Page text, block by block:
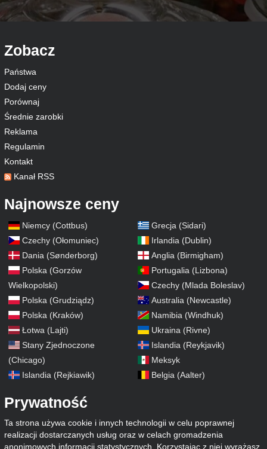
Zobacz
Państwa
Dodaj ceny
Porównaj
Średnie zarobki
Reklama
Regulamin
Kontakt
Kanał RSS
Najnowsze ceny
Niemcy (Cottbus)
Czechy (Ołomuniec)
Dania (Sønderborg)
Polska (Gorzów
Wielkopolski)
Polska (Grudziądz)
Polska (Kraków)
Łotwa (Lajti)
Stany Zjednoczone
(Chicago)
Islandia (Rejkiawik)
Grecja (Sidari)
Irlandia (Dublin)
Anglia (Birmigham)
Portugalia (Lizbona)
Czechy (Mlada Boleslav)
Australia (Newcastle)
Namibia (Windhuk)
Ukraina (Rivne)
Islandia (Reykjavik)
Meksyk
Belgia (Aalter)
Prywatność
Ta strona używa cookie i innych technologii w celu poprawnej
realizacji dostarczanych usług oraz w celach gromadzenia
anonimowych informacji statystycznych. Korzystając z niej wyrażasz